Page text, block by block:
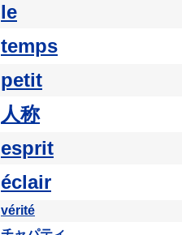
le
temps
petit
人称
esprit
éclair
vérité